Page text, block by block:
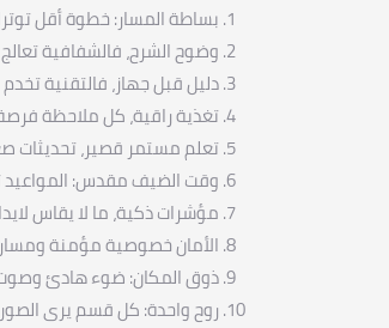
بساطة المسار: خطوة أقل
وضوح الشرح، فالشفافية
دليل قبل جهاز، فالتقنية تخدم
تغذية راقية، كل ملاحظة
تعلم مستمر قصير، تحديثات
وقت الضيف مقدس: المواعيد
مؤشرات ذكية، ما لا يقاس
الأمان خصوصية مؤمنة
ذوق المكان: ضوء هادئ
روح واحدة: كل قسم يرى